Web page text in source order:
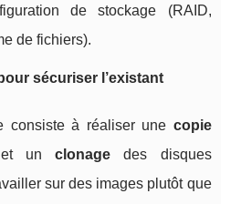
de stockage (RAID,
de fichiers).
sécuriser l’existant
consiste à réaliser une copie
et unclonage des disques
sur des images plutôt que